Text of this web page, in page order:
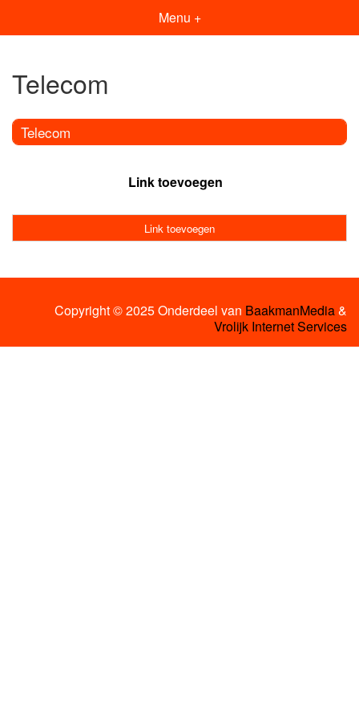
Menu +
Telecom
Telecom
Link toevoegen
Link toevoegen
Copyright © 2025 Onderdeel van BaakmanMedia&
Vrolijk Internet Services